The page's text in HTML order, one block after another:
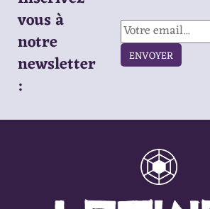
vous à
notre
newsletter
:
ENVOYER